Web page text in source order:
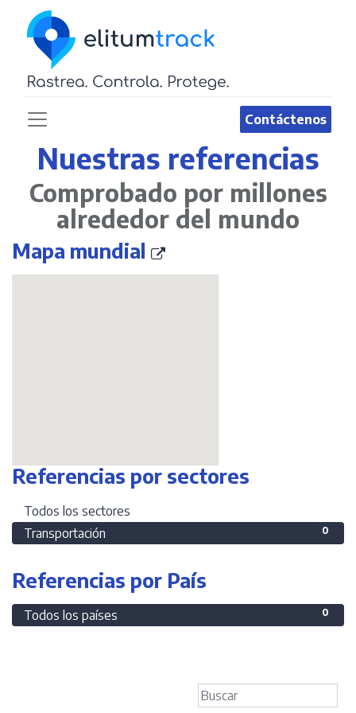
Contáctenos
Nuestras referencias
Comprobado por millones
alrededor del mundo
Mapa mundial
Referencias por sectores
Todos los sectores
0
Transportación
Referencias por País
0
Todos los países